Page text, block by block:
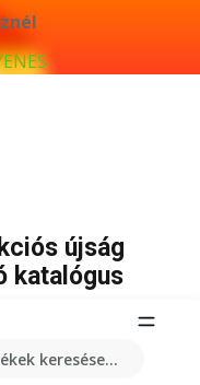
keresése...
újság
katalógus